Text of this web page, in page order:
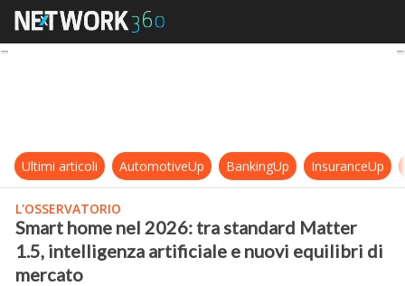
Smart home nel 2026: tra
Ultimi articoli AutomotiveUp BankingUp InsuranceUp
L'OSSERVATORIO
Smart home nel 2026: tra standard Matter
1.5, intelligenza artificiale e nuovi equilibri di
mercato